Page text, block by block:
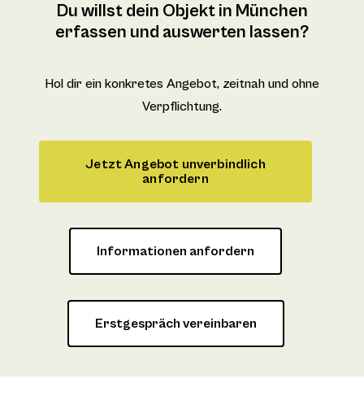
Du willst dein Objekt in München
erfassen und auswerten lassen?
Hol dir ein konkretes Angebot, zeitnah und ohne
Verpflichtung.
Jetzt Angebot unverbindlich
anfordern
Informationen anfordern
Erstgespräch vereinbaren